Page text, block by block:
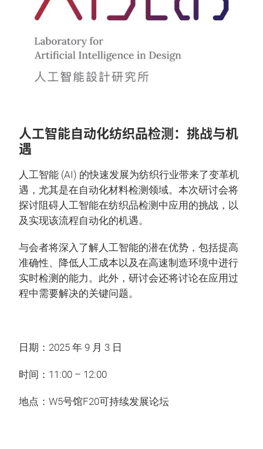
人工智能自动化纺织品检测：挑战与机
遇
人工智能 (AI) 的快速发展为纺织行业带来了变革机
遇，尤其是在自动化材料检测领域。本次研讨会将
探讨阻碍人工智能在纺织品检测中应用的挑战，以
及实现该流程自动化的机遇。
与会者将深入了解人工智能的潜在优势，包括提高
准确性、降低人工成本以及在高速制造环境中进行
实时检测的能力。此外，研讨会还将讨论在应用过
程中需要解决的关键问题。
日期：2025 年 9 月 3 日
时间：11:00 – 12:00
地点：W5号馆F20可持续发展论坛